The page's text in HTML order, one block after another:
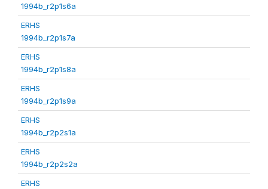
1994b_r2p1s6a
ERHS
1994b_r2p1s7a
ERHS
1994b_r2p1s8a
ERHS
1994b_r2p1s9a
ERHS
1994b_r2p2s1a
ERHS
1994b_r2p2s2a
ERHS